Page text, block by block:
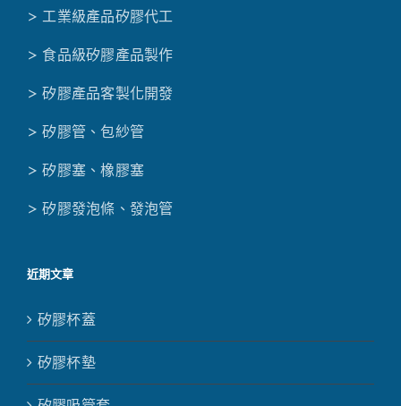
> 工業級產品矽膠代工
> 食品級矽膠產品製作
> 矽膠產品客製化開發
> 矽膠管、包紗管
> 矽膠塞、橡膠塞
> 矽膠發泡條、發泡管
近期文章
矽膠杯蓋
矽膠杯墊